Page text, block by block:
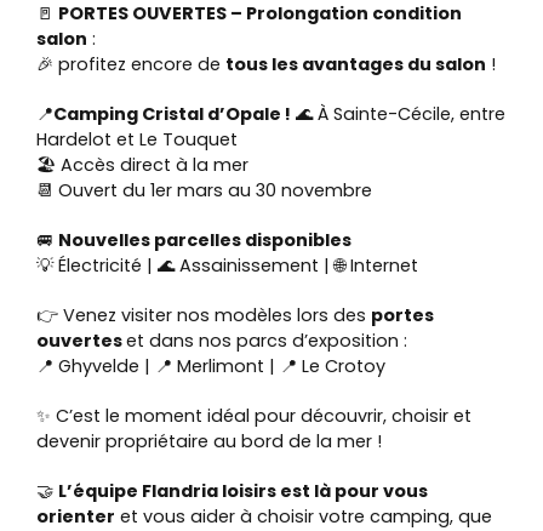
🚪 PORTES OUVERTES – Prolongation condition
salon :
🎉 profitez encore de tous les avantages du salon !
📍Camping Cristal d’Opale ! 🌊 À Sainte-Cécile, entre
Hardelot et Le Touquet
🏖️ Accès direct à la mer
📆 Ouvert du 1er mars au 30 novembre
🚐 Nouvelles parcelles disponibles
💡 Électricité | 🌊 Assainissement | 🌐 Internet
👉 Venez visiter nos modèles lors des portes
ouverteset dans nos parcs d’exposition :
📍 Ghyvelde | 📍 Merlimont | 📍 Le Crotoy
✨ C’est le moment idéal pour découvrir, choisir et
devenir propriétaire au bord de la mer !
🤝 L’équipe Flandria loisirs est là pour vous
orienter et vous aider à choisir votre camping, que